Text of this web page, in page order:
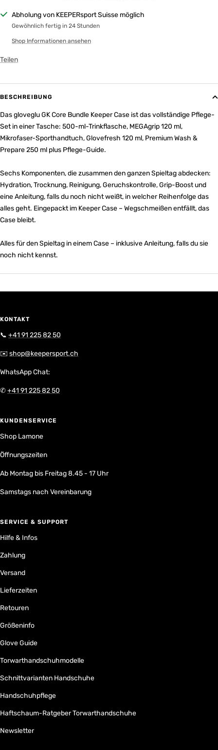
Abholung von KEEPERsport Suisse möglich
Gewöhnlich fertig in 24 Stunden
Shop Informationen ansehen
Teilen
BESCHREIBUNG
Das gloveglu GK Core Bundle Keeper Case ist das vollständige Pflege-
Set in einer Tasche: 500-ml-Trinkflasche, MEGAgrip 120 ml,
Mikrofaser-Sporthandtuch, Glovefresh 120 ml, Premium Wash &
Prepare 250 ml plus Pflege-Guide.
Sechs Komponenten, die zusammen den ganzen Spieltag abdecken:
Hydration, Trocknung, Reinigung, Geruchskontrolle, Grip-Boost und
eine Anleitung, falls du noch nicht weißt, in welcher Reihenfolge das
alles geht. Eingepackt im Keeper Case – Wegschmeißen entfällt, das
Case bleibt.
Alles für den Spieltag in einem Case – inklusive Anleitung, falls du sie
noch nicht kennst.
KONTAKT
📞 +41 91 225 82 50
✉️ shop@keepersport.ch
WhatsApp Chat:
✆+41 91 225 82 50
KUNDENSERVICE
Shop Lamone
Öffnungszeiten
Ab Montag bis Freitag 8.45 - 17 Uhr
Samstags nach Vereinbarung
SERVICE & SUPPORT
Hilfe & Infos
Zahlung
Versand
Lieferzeiten
Retouren
Größeninfo
Glove Guide
Torwarthandschuhmodelle
Schnittvarianten Handschuhe
Handschuhpflege
Haftschaum-Ratgeber Torwarthandschuhe
Newsletter